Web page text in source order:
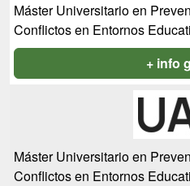
Máster Universitario en
Conflictos en Entornos
+ info
Máster Universitario en
Conflictos en Entornos